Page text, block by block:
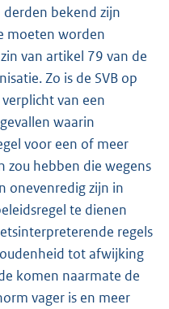
bekend zijn
moeten worden
van artikel 79 van de
Zo is de SVB op
van een
waarin
voor een of meer
zou hebben die wegens
onevenredig zijn in
te dienen
regels
tot afwijking
komen naarmate de
vager is en meer